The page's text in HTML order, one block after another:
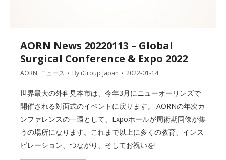
AORN News 20220113 – Global
Surgical Conference & Expo 2022
AORN, ニュース By iGroup Japan 2022-01-14
世界最大の外科見本市は、今年3月にニューオーリンズで
開催される対面式のイベントに戻ります。 AORNの年次カ
ンファレンスの一環として、Expoホールが周術期同僚が集
うの場所になります。これまで以上に多くの教育、インス
ピレーション、つながり、そしてお祝いを!